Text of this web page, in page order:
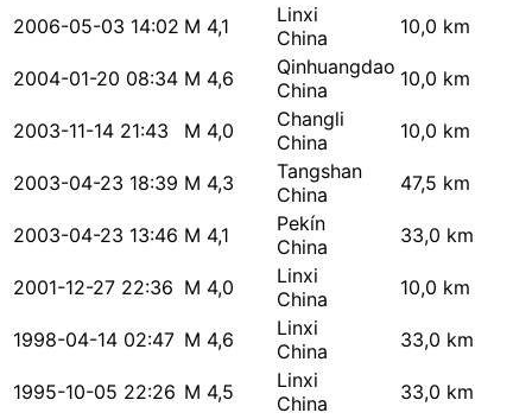
2006-05-03 14:02 M 4,1
Linxi
China
10,0 km
2004-01-20 08:34 M 4,6
Qinhuangdao
China
10,0 km
2003-11-14 21:43 M 4,0
Changli
China
10,0 km
2003-04-23 18:39 M 4,3
Tangshan
China
47,5 km
2003-04-23 13:46 M 4,1
Pekín
China
33,0 km
2001-12-27 22:36 M 4,0
Linxi
China
10,0 km
1998-04-14 02:47 M 4,6
Linxi
China
33,0 km
1995-10-05 22:26 M 4,5
Linxi
China
33,0 km